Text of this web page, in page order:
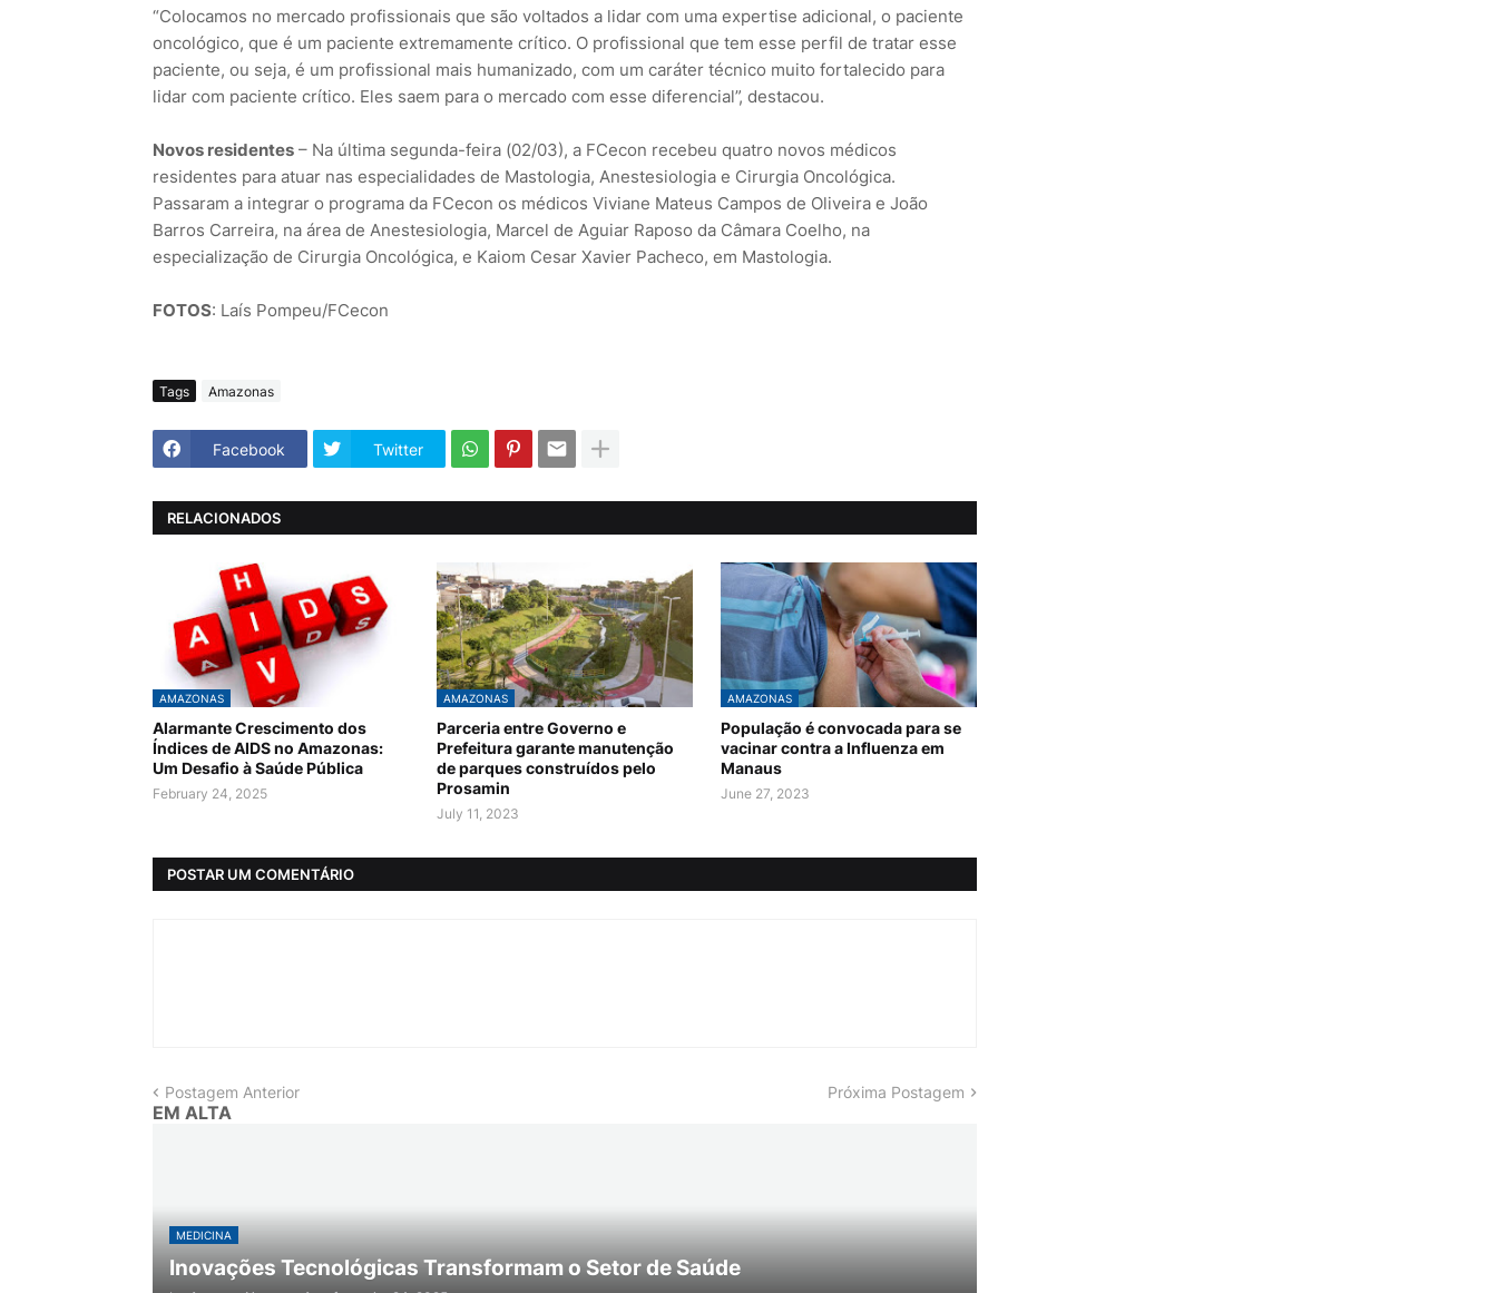
“Colocamos no mercado profissionais que são voltados a lidar com uma expertise adicional, o paciente
oncológico, que é um paciente extremamente crítico. O profissional que tem esse perfil de tratar esse
paciente, ou seja, é um profissional mais humanizado, com um caráter técnico muito fortalecido para
lidar com paciente crítico. Eles saem para o mercado com esse diferencial”, destacou.
Novos residentes – Na última segunda-feira (02/03), a FCecon recebeu quatro novos médicos
residentes para atuar nas especialidades de Mastologia, Anestesiologia e Cirurgia Oncológica.
Passaram a integrar o programa da FCecon os médicos Viviane Mateus Campos de Oliveira e João
Barros Carreira, na área de Anestesiologia, Marcel de Aguiar Raposo da Câmara Coelho, na
especialização de Cirurgia Oncológica, e Kaiom Cesar Xavier Pacheco, em Mastologia.
FOTOS: Laís Pompeu/FCecon
Tags Amazonas
Facebook Twitter
RELACIONADOS
AMAZONAS
Alarmante Crescimento dos
Índices de AIDS no Amazonas:
Um Desafio à Saúde Pública
February 24, 2025
AMAZONAS
Parceria entre Governo e
Prefeitura garante manutenção
de parques construídos pelo
Prosamin
July 11, 2023
AMAZONAS
População é convocada para se
vacinar contra a Influenza em
Manaus
June 27, 2023
POSTAR UM COMENTÁRIO
Postagem Anterior Próxima Postagem
EM ALTA
MEDICINA
Inovações Tecnológicas Transformam o Setor de Saúde